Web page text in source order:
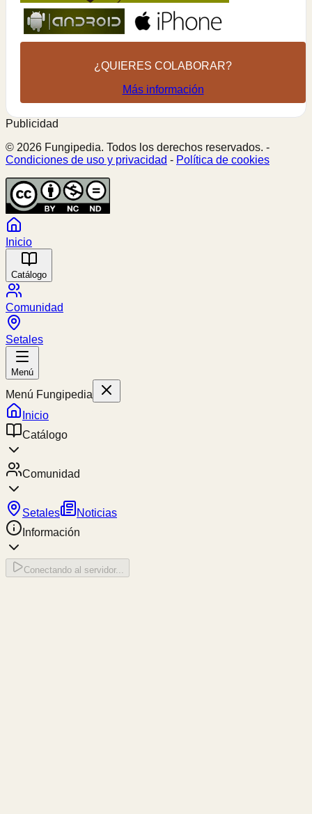
¿QUIERES COLABORAR?
Más información
Publicidad
© 2026 Fungipedia. Todos los derechos reservados. -
Condiciones de uso y privacidad - Política de cookies
Inicio
Catálogo
Comunidad
Setales
Menú
Menú Fungipedia
Inicio
Catálogo
Comunidad
Setales
Noticias
Información
Conectando al servidor...